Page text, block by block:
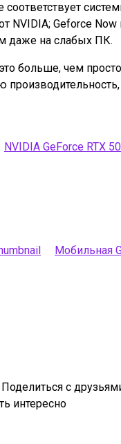
NVIDIA; Geforce
даже на слабых ПК.
больше, чем
NVIDIA GeForce RTX
Мобильная
с
интересно